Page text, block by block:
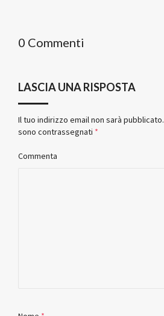
0 Commenti
LASCIA UNA RISPOSTA
Il tuo indirizzo email non sarà pubblicato.
sono contrassegnati *
Commenta